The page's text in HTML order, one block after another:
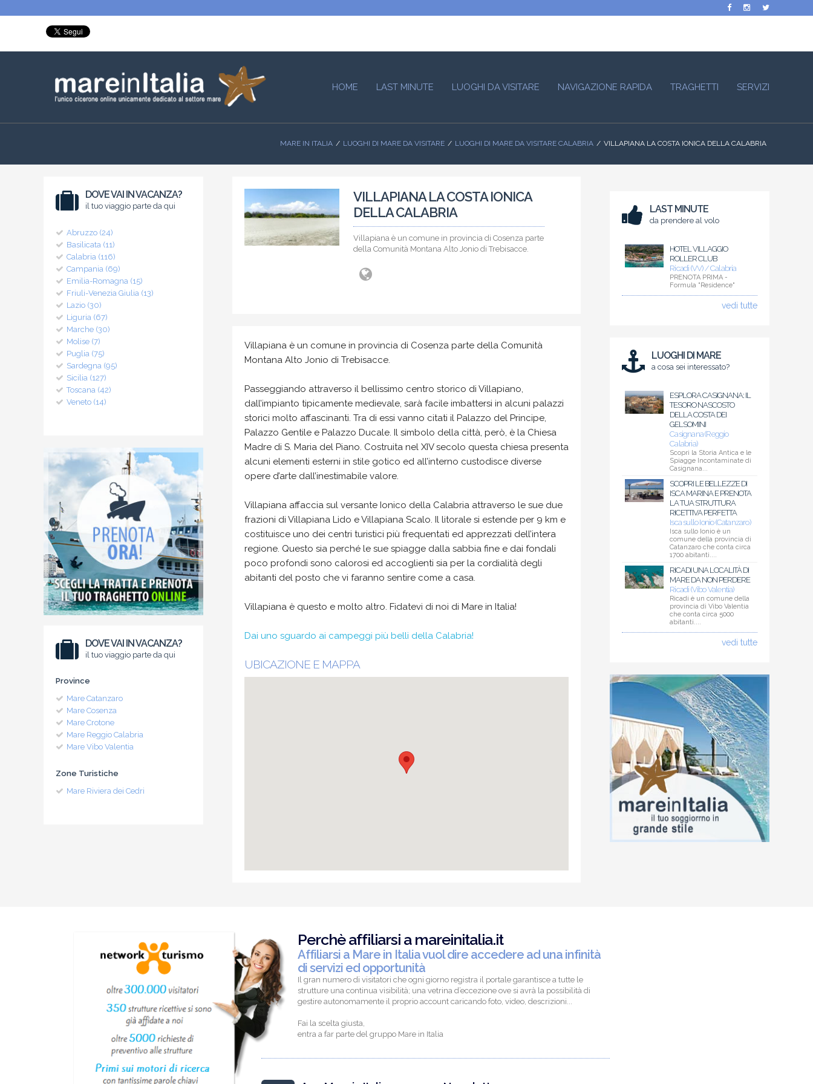
HOME LAST MINUTE LUOGHI DA VISITARE NAVIGAZIONE RAPIDA TRAGHETTI SERVIZI
MARE IN ITALIA LUOGHI DI MARE DA VISITARE LUOGHI DI MARE DA VISITARE CALABRIA VILLAPIANA LA COSTA IONICA DELLA CALABRIA
DOVE VAI IN VACANZA?
il tuo viaggio parte da qui
Abruzzo (24)
Basilicata (11)
Calabria (116)
Campania (69)
Emilia-Romagna (15)
Friuli-Venezia Giulia (13)
Lazio (30)
Liguria (67)
Marche (30)
Molise (7)
Puglia (75)
Sardegna (95)
Sicilia (127)
Toscana (42)
Veneto (14)
DOVE VAI IN VACANZA?
il tuo viaggio parte da qui
Province
Mare Catanzaro
Mare Cosenza
Mare Crotone
Mare Reggio Calabria
Mare Vibo Valentia
Zone Turistiche
Mare Riviera dei Cedri
VILLAPIANA LA COSTA IONICA
DELLA CALABRIA
Villapiana è un comune in provincia di Cosenza parte
della Comunità Montana Alto Jonio di Trebisacce.
Villapiana è un comune in provincia di Cosenza parte della Comunità
Montana Alto Jonio di Trebisacce.
Passeggiando attraverso il bellissimo centro storico di Villapiano,
dall’impianto tipicamente medievale, sarà facile imbattersi in alcuni palazzi
storici molto affascinanti. Tra di essi vanno citati il Palazzo del Principe,
Palazzo Gentile e Palazzo Ducale. Il simbolo della città, però, è la Chiesa
Madre di S. Maria del Piano. Costruita nel XIV secolo questa chiesa presenta
alcuni elementi esterni in stile gotico ed all’interno custodisce diverse
opere d’arte dall’inestimabile valore.
Villapiana affaccia sul versante Ionico della Calabria attraverso le sue due
frazioni di Villapiana Lido e Villapiana Scalo. Il litorale si estende per 9 km e
costituisce uno dei centri turistici più frequentati ed apprezzati dell’intera
regione. Questo sia perché le sue spiagge dalla sabbia fine e dai fondali
poco profondi sono calorosi ed accoglienti sia per la cordialità degli
abitanti del posto che vi faranno sentire come a casa.
Villapiana è questo e molto altro. Fidatevi di noi di Mare in Italia!
Dai uno sguardo ai campeggi più belli della Calabria!
UBICAZIONE E MAPPA
LAST MINUTE
da prendere al volo
HOTEL VILLAGGIO
ROLLER CLUB
Ricadi (VV) / Calabria
PRENOTA PRIMA -
Formula "Residence"
vedi tutte
LUOGHI DI MARE
a cosa sei interessato?
ESPLORA CASIGNANA: IL
TESORO NASCOSTO
DELLA COSTA DEI
GELSOMINI
Casignana (Reggio
Calabria)
Scopri la Storia Antica e le
Spiagge Incontaminate di
Casignana...
SCOPRI LE BELLEZZE DI
ISCA MARINA E PRENOTA
LA TUA STRUTTURA
RICETTIVA PERFETTA
Isca sullo Ionio (Catanzaro)
Isca sullo Ionio è un
comune della provincia di
Catanzaro che conta circa
1700 abitanti....
RICADI UNA LOCALITÀ DI
MARE DA NON PERDERE
Ricadi (Vibo Valentia)
Ricadi è un comune della
provincia di Vibo Valentia
che conta circa 5000
abitanti....
vedi tutte
Perchè affiliarsi a mareinitalia.it
Affiliarsi a Mare in Italia vuol dire accedere ad una infinità
di servizi ed opportunità
Il gran numero di visitatori che ogni giorno registra il portale garantisce a tutte le
strutture una continua visibilità; una vetrina d’eccezione ove si avrà la possibilità di
gestire autonomamente il proprio account caricando foto, video, descrizioni...
Fai la scelta giusta,
entra a far parte del gruppo Mare in Italia